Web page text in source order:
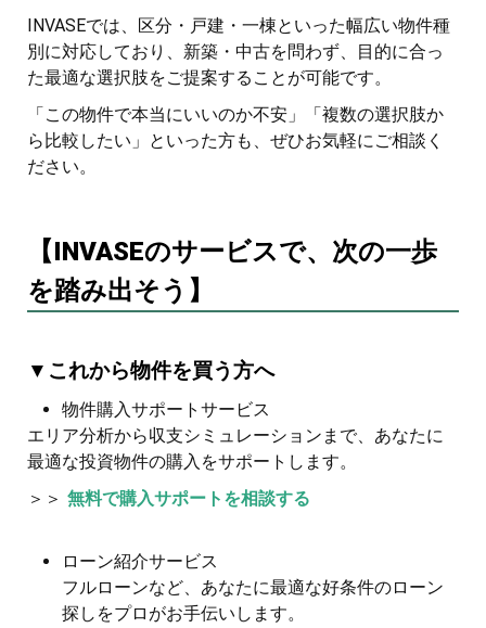
INVASEでは、区分・戸建・一棟といった幅広い物件種
別に対応しており、新築・中古を問わず、目的に合っ
た最適な選択肢をご提案することが可能です。
「この物件で本当にいいのか不安」「複数の選択肢か
ら比較したい」といった方も、ぜひお気軽にご相談く
ださい。
【INVASEのサービスで、次の一歩
を踏み出そう】
▼これから物件を買う方へ
物件購入サポートサービス
エリア分析から収支シミュレーションまで、あなたに
最適な投資物件の購入をサポートします。
＞＞ 無料で購入サポートを相談する
ローン紹介サービス
フルローンなど、あなたに最適な好条件のローン
探しをプロがお手伝いします。